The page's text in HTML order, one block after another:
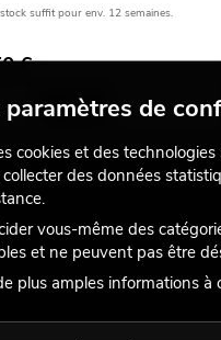
suffit pour env. 12 semaines.
€
paramètres de
cookies et des
des données
vous-même des
et ne peuvent pas être
plus amples informations à